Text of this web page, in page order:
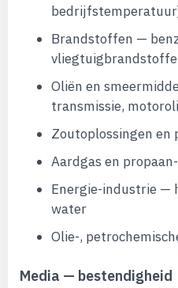
Brandstoffen —
Oliën en
transmissie,
Zoutoplossingen en
Aardgas en
Energie-industrie —
water
Olie-,
Media — bestendigheid